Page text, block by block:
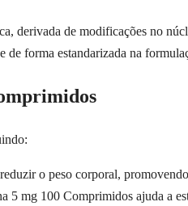
derivada de modificações no
de forma estandarizada na
o peso corporal,
5 mg 100 Comprimidos ajuda a